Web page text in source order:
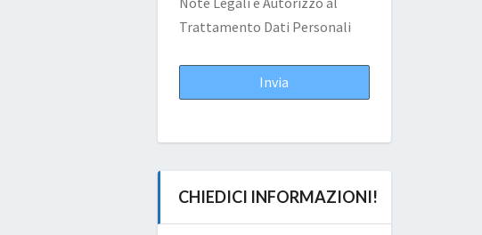
Trattamento Dati Personali
CHIEDICI INFORMAZIONI!